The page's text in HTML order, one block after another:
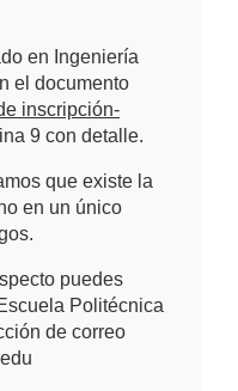
en Ingeniería
el documento
inscripción-
9 con detalle.
que existe la
en un único
puedes
Politécnica
de correo